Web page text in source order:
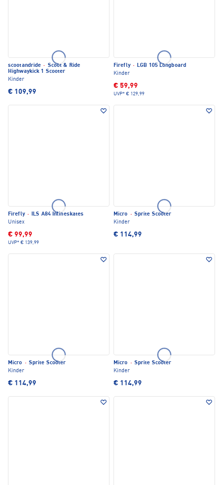
scootandride · Scoot & Ride
Highwaykick 1 Scooter
Kinder
€ 109,99
Firefly · LGB 105 Longboard
Kinder
€ 59,99
UVP* € 129,99
Firefly · ILS A84 Inlineskates
Unisex
€ 99,99
UVP* € 139,99
Micro · Sprite Scooter
Kinder
€ 114,99
Micro · Sprite Scooter
Kinder
€ 114,99
Micro · Sprite Scooter
Kinder
€ 114,99